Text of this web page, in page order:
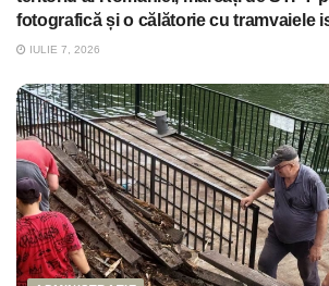
fotografică și o călătorie cu tramvaiele
IULIE 7, 2026